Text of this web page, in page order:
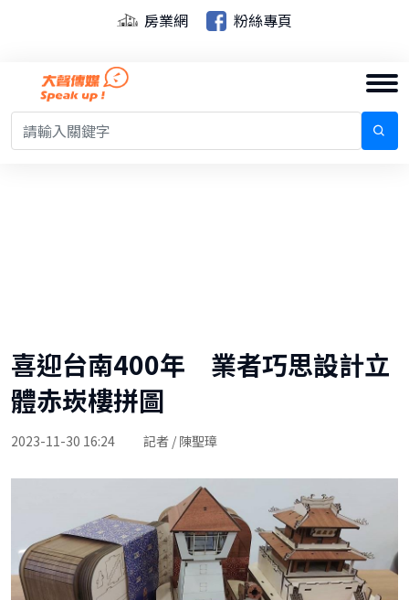
房業網 粉絲專頁
喜迎台南400年 業者巧思設計立
體赤崁樓拼圖
2023-11-30 16:24 記者 / 陳聖璋